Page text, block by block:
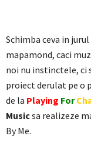
Schimba ceva in
mapamond, caci
noi nu instinctele, ci
proiect derulat pe o
de la Playing For
Musicsa realizeze
By Me.